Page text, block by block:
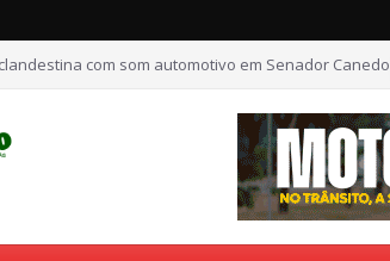
com som automotivo em Senador Canedo